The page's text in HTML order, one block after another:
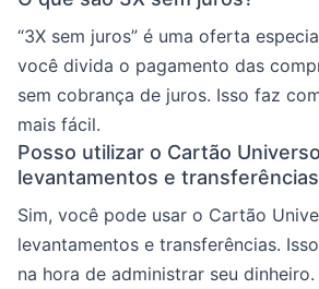
“3X sem juros” é uma oferta
você divida o pagamento das
sem cobrança de juros. Isso faz
mais fácil.
Posso utilizar o Cartão
levantamentos e
Sim, você pode usar o Cartão
levantamentos e transferências.
na hora de administrar seu dinheiro.